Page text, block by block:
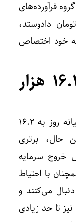
فرآورده‌های
تومان دادوستد،
خود اختصاص
ارزش معاملات به ۱۶.۲ هزار
ارزش کل معاملات بازار سهام تا میانه روز به ۱۶.۲
حال، برتری
سرمایه
با احتیاط
می‌کنند و
تا حد زیادی